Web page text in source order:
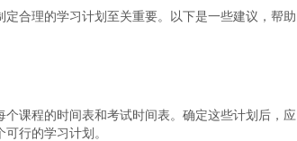
合理的学习计划至关重要。以下是一些建议，帮助
课程的时间表和考试时间表。确定这些计划后，应
行的学习计划。